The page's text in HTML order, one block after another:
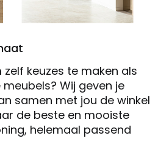
keuzes te maken als
Wij geven je
samen met jou de winkel
de beste en mooiste
helemaal passend